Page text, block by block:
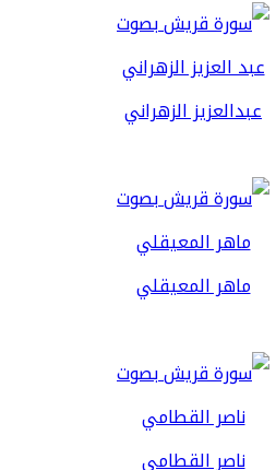
عبدالعزيز الزهراني
ماهر المعيقلي
ناصر القطامي